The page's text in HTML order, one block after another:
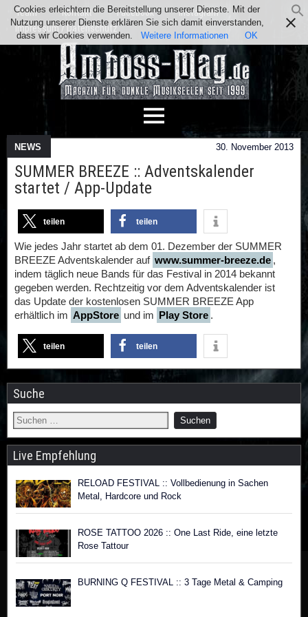
Team Kontakt Facebook
Instagram
Impressum / Datenschutz
NEWS 30. November 2013
SUMMER BREEZE :: Adventskalender
startet / App-Update
teilen teilen
Wie jedes Jahr startet ab dem 01. Dezember der SUMMER
BREEZE Adventskalender auf www.summer-breeze.de ,
indem täglich neue Bands für das Festival in 2014 bekannt
gegeben werden. Rechtzeitig vor dem Adventskalender ist
das Update der kostenlosen SUMMER BREEZE App
erhältlich im AppStore und im Play Store .
teilen teilen
Suche
Live Empfehlung
RELOAD FESTIVAL :: Vollbedienung in Sachen
Metal, Hardcore und Rock
ROSE TATTOO 2026 :: One Last Ride, eine letzte
Rose Tattour
BURNING Q FESTIVAL :: 3 Tage Metal & Camping
Cookies erleichtern die Bereitstellung unserer Dienste. Mit der
Nutzung unserer Dienste erklären Sie sich damit einverstanden,
dass wir Cookies verwenden.
Weitere Informationen OK